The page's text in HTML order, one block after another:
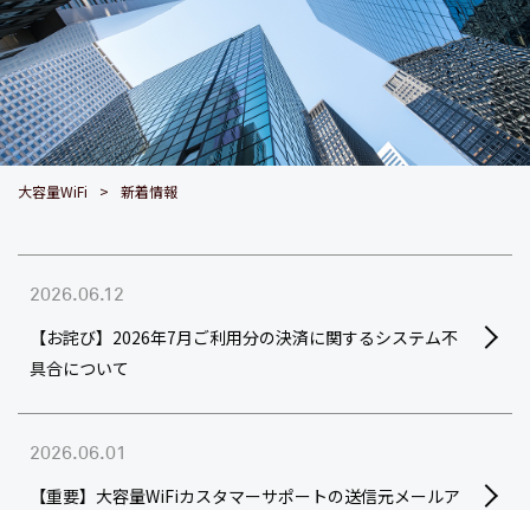
大容量WiFi 新着情報
2026.06.12
【お詫び】2026年7月ご利用分の決済に関するシステム不
具合について
2026.06.01
【重要】大容量WiFiカスタマーサポートの送信元メールア